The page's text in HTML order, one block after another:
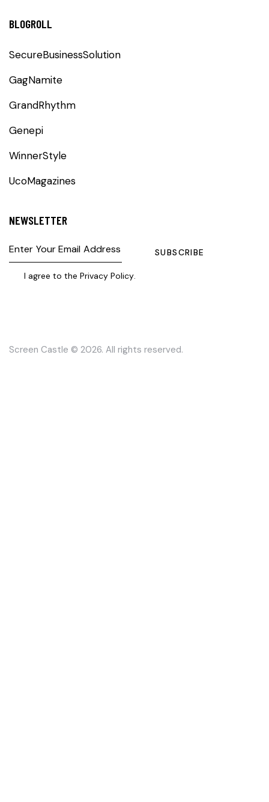
BLOGROLL
SecureBusinessSolution
GagNamite
GrandRhythm
Genepi
WinnerStyle
UcoMagazines
NEWSLETTER
SUBSCRIBE
I agree to thePrivacy Policy.
Screen Castle © 2026. All rights reserved.